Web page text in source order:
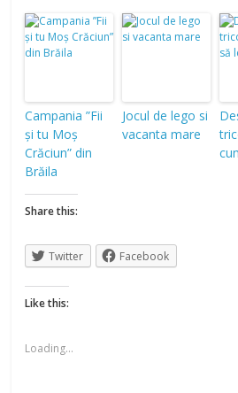
Campania ”Fii
și tu Moș
Crăciun” din
Brăila
Jocul de lego si
vacanta mare
Share this:
Twitter Facebook
Like this:
Loading...